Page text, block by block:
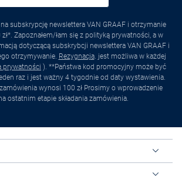
subskrypcję newslettera VAN GRAAF i otrzymanie
Zapoznałem/łam się z polityką prywatności, a w
dotyczącą subskrybcji newslettera VAN GRAAF i
otrzymywanie. Rezygnacja. jest możliwa w każdej
prywatności ). **Państwa kod promocyjny może być
raz i jest ważny 4 tygodnie od daty wystawienia.
wynosi 100 zł Prosimy o wprowadzenie
ostatnim etapie składania zamówienia.